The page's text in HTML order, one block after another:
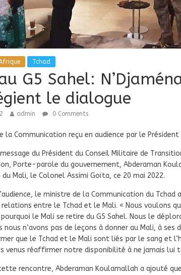
Tchad
G5 Sahel:
le dialogue
admin 0 Comments
la Communication reçu en audience par le
message du Président du Conseil Militaire de
Porte-parole du gouvernement, Abderaman
Mali, le Colonel Assimi Goïta, ce 20 mai 2022.
le ministre de la Communication du
entre le Tchad et le Mali. « Nous voulons
le Mali se retire du G5 Sahel. Nous le
n’avons pas de leçons à donner au Mali, à
que le Tchad et le Mali sont liés par le sang et
venus réaffirmer notre disponibilité à ne jamais lui
rencontre, Abderaman Koulamallah a ajouté